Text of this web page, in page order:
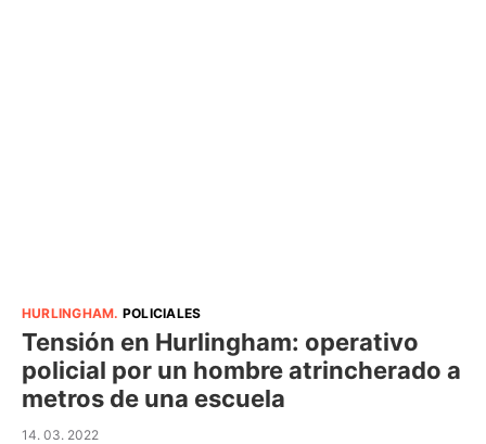
HURLINGHAM. POLICIALES
Tensión en Hurlingham: operativo
policial por un hombre atrincherado a
metros de una escuela
14. 03. 2022